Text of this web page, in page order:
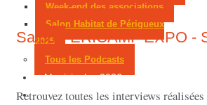
Week-end des associations
Salon Habitat de Périgueux
2025
Tous les Podcasts
Municipales 2026
Jeux
Salon PÉRICAMP'EXPO -
Retrouvez toutes les interviews